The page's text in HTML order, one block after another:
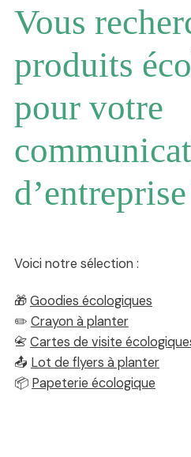
Vous
produits
pour votre
Voici notre sélection :
🎁Goodies écologiques
✏️ Crayon à planter
📇Cartes de visite
📤 Lot de flyers à planter
📦 Papeterie écologique